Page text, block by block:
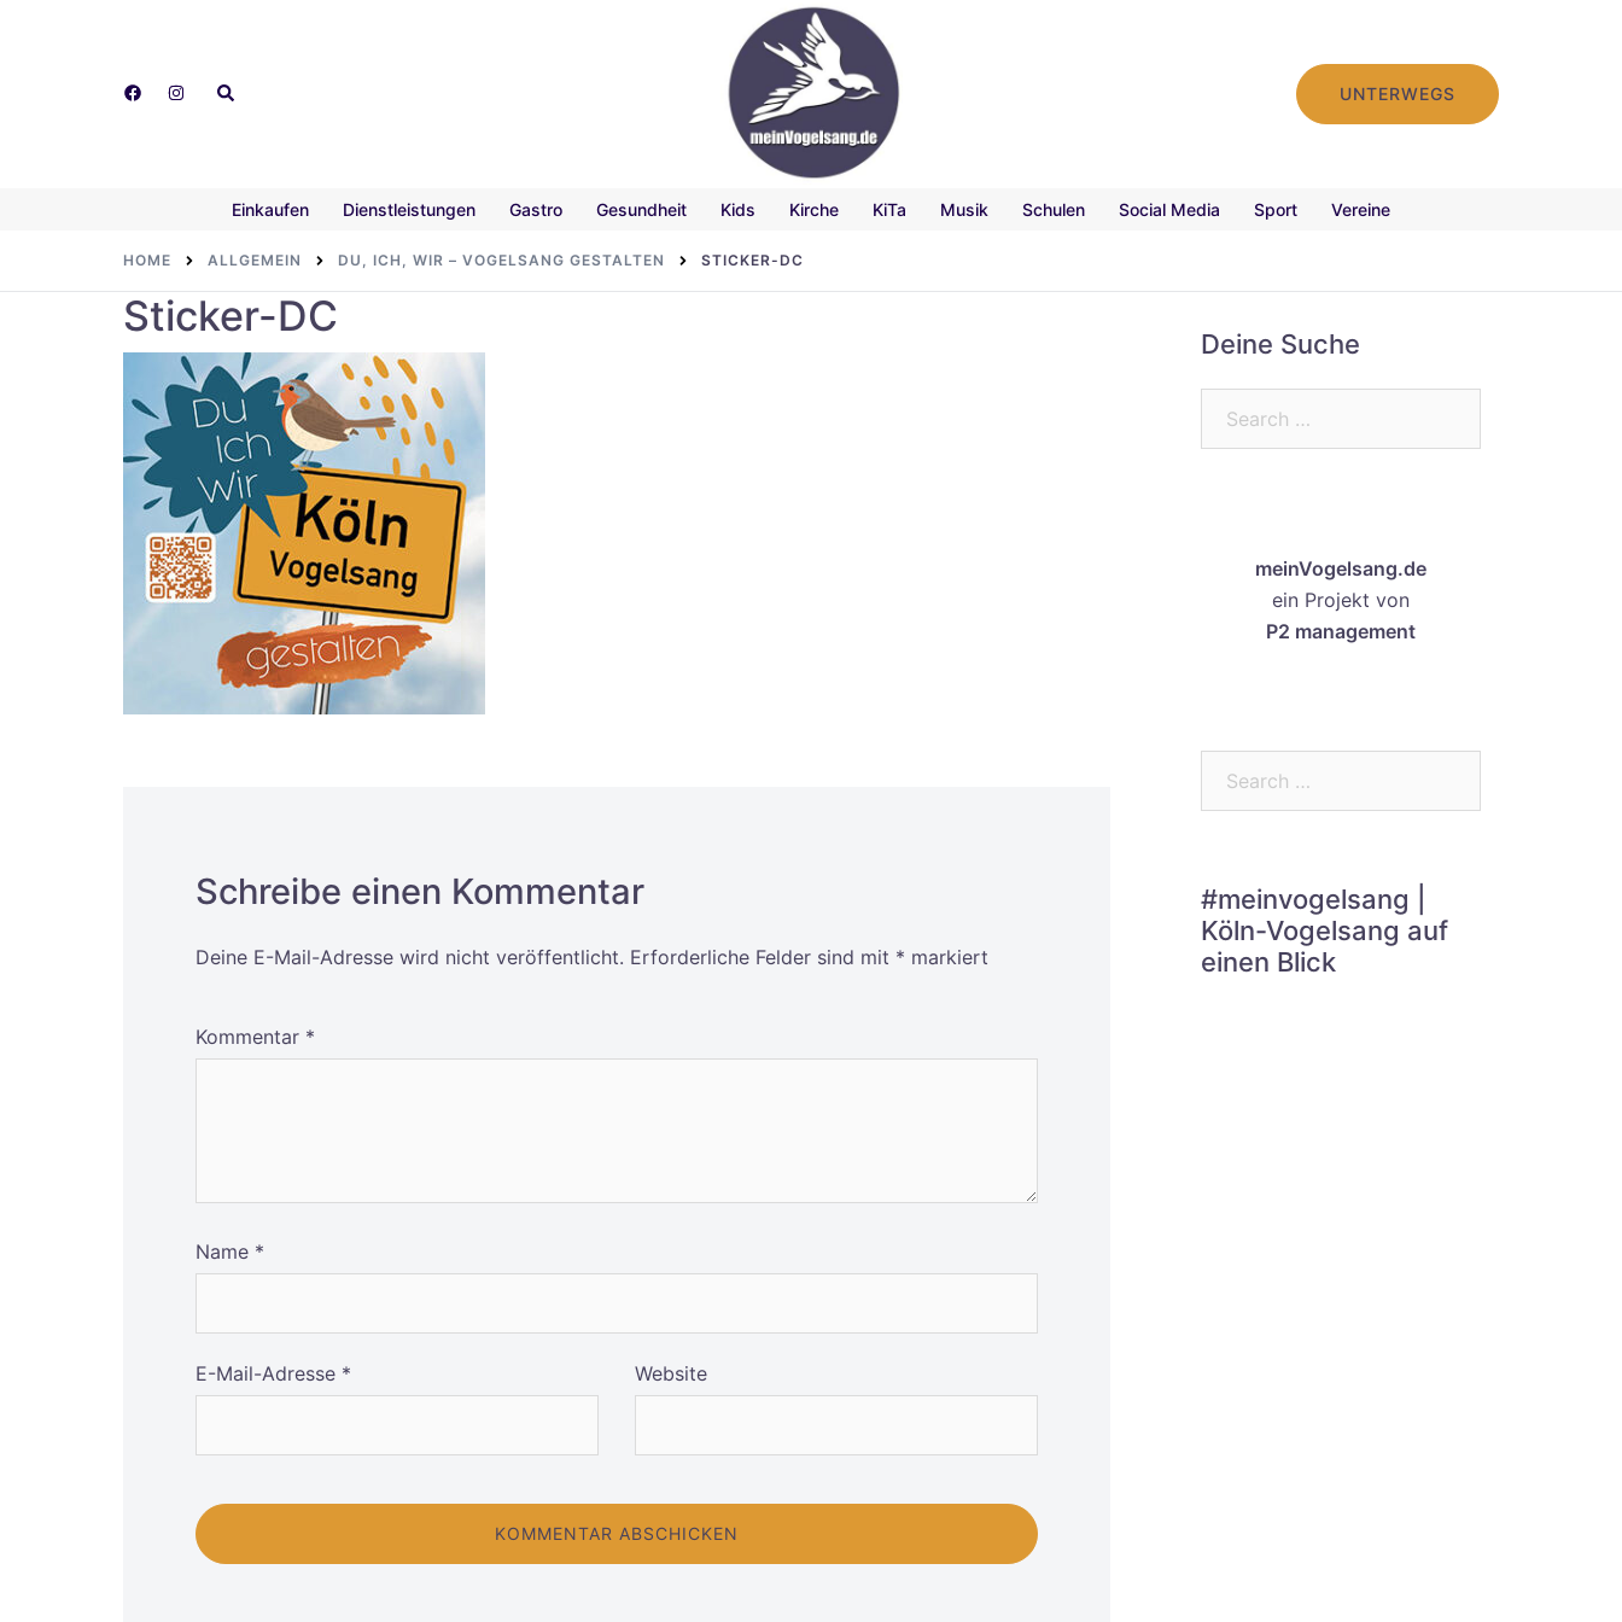
Search UNTERWEGS
Einkaufen Dienstleistungen Gastro Gesundheit Kids Kirche KiTa Musik Schulen Social Media Sport Vereine
HOME ALLGEMEIN DU, ICH, WIR – VOGELSANG GESTALTEN STICKER-DC
Sticker-DC
Schreibe einen Kommentar
Deine E-Mail-Adresse wird nicht veröffentlicht. Erforderliche Felder sind mit * markiert
Kommentar *
Name *
E-Mail-Adresse * Website
Alternative:
Deine Suche
meinVogelsang.de
ein Projekt von
P2 management
#meinvogelsang |
Köln-Vogelsang auf
einen Blick